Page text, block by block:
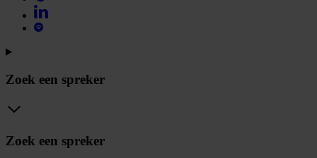
Zoek een spreker
Zoek een spreker